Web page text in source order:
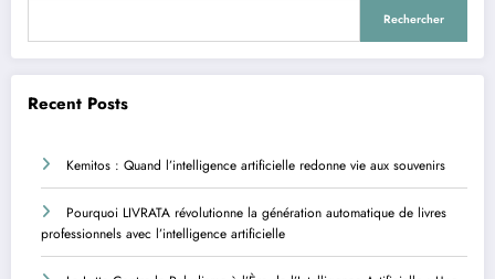
Rechercher
Recent Posts
Kemitos : Quand l’intelligence artificielle redonne vie aux souvenirs
Pourquoi LIVRATA révolutionne la génération automatique de livres
professionnels avec l’intelligence artificielle